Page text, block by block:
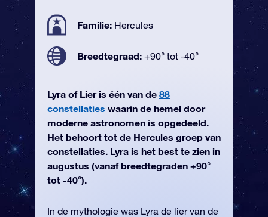
Familie: Hercules
Breedtegraad: +90° tot -40°
Lyra of Lier is één van de 88
constellaties waarin de hemel door
moderne astronomen is opgedeeld.
Het behoort tot de Hercules groep van
constellaties. Lyra is het best te zien in
augustus (vanaf breedtegraden +90°
tot -40°).
In de mythologie was Lyra de lier van de